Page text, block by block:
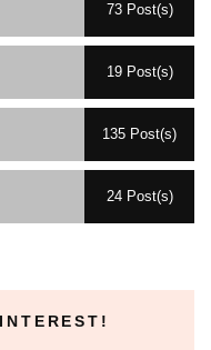
73 Post(s)
19 Post(s)
135 Post(s)
24 Post(s)